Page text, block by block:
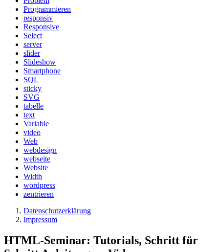
Programmieren
responsiv
Responsive
Select
server
slider
Slideshow
Smartphone
SQL
sticky
SVG
tabelle
text
Variable
video
Web
webdesign
webseite
Website
Width
wordpress
zentrieren
Datenschutzerklärung
Impressum
HTML-Seminar: Tutorials, Schritt für